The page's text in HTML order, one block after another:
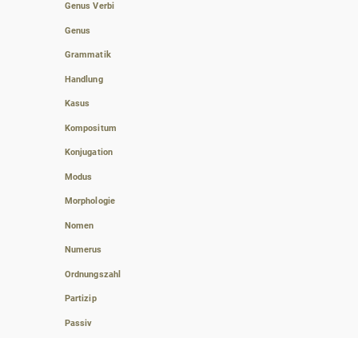
Genus Verbi
Genus
Grammatik
Handlung
Kasus
Kompositum
Konjugation
Modus
Morphologie
Nomen
Numerus
Ordnungszahl
Partizip
Passiv